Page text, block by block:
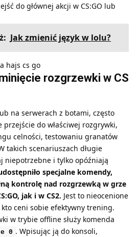
do głównej akcji w CS:GO lub
Jak zmienić język w lolu?
hajs cs go
rozgrzewki w CS
na serwerach z botami, często
do właściwej rozgrywki,
celności, testowaniu granatów
takich scenariuszach długie
niepotrzebne i tylko opóźniają
specjalne komendy,
kontrolę nad rozgrzewką w grze
jak i w CS2. Jest to nieocenione
ceni sobie efektywny trening.
w trybie offline służy komenda
0 . Wpisując ją do konsoli,